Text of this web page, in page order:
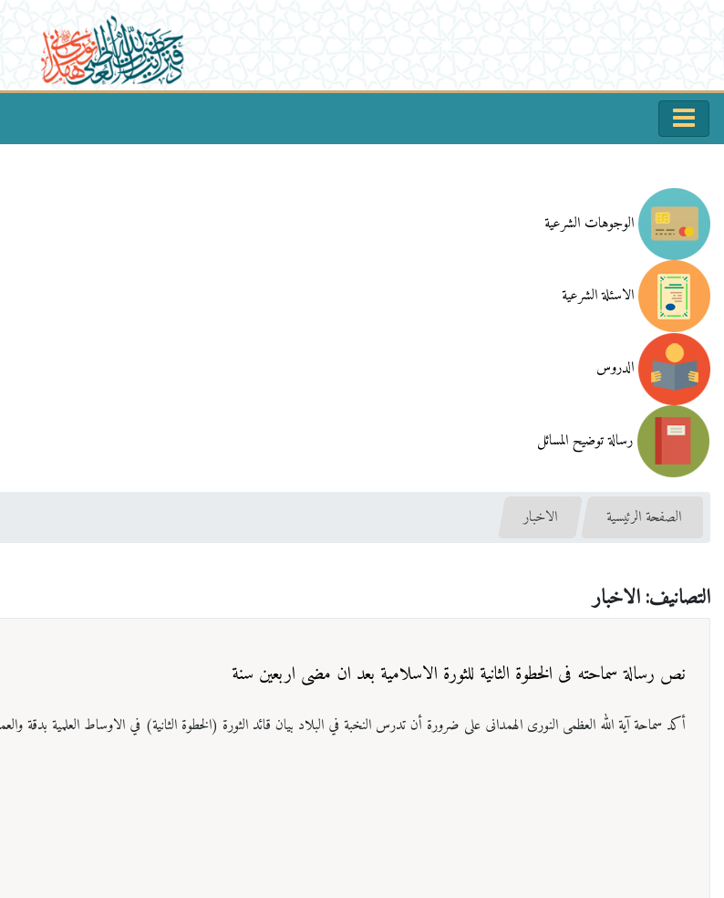
الوجوهات الشرعية
الاسئلة الشرعية
الدروس
رسالة توضيح المسائل
الصفحة الرئيسية الاخبار
التصانيف: الاخبار
نص رسالة سماحته فی الخطوة الثانیة للثورة الاسلامیة بعد ان مضی اربعین سنة
أكد سماحة آية الله العظمی النوری الهمدانی على ضرورة أن تدرس النخبة في البلاد بيان قائد الثورة (الخطوة الثانية) في الاوساط العلمية بدقة